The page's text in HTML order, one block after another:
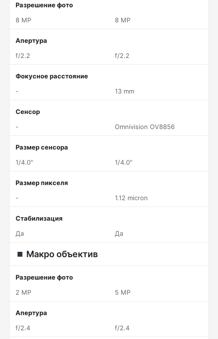
Разрешение фото
8 MP
8 MP
Апертура
f/2.2
f/2.2
Фокусное расстояние
-
13 mm
Сенсор
-
Omnivision OV8856
Размер сенсора
1/4.0"
1/4.0"
Размер пикселя
-
1.12 micron
Стабилизация
Да
Да
Макро объектив
Разрешение фото
2 MP
5 MP
Апертура
f/2.4
f/2.4